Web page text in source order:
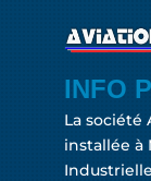
INFO
La société
installée à